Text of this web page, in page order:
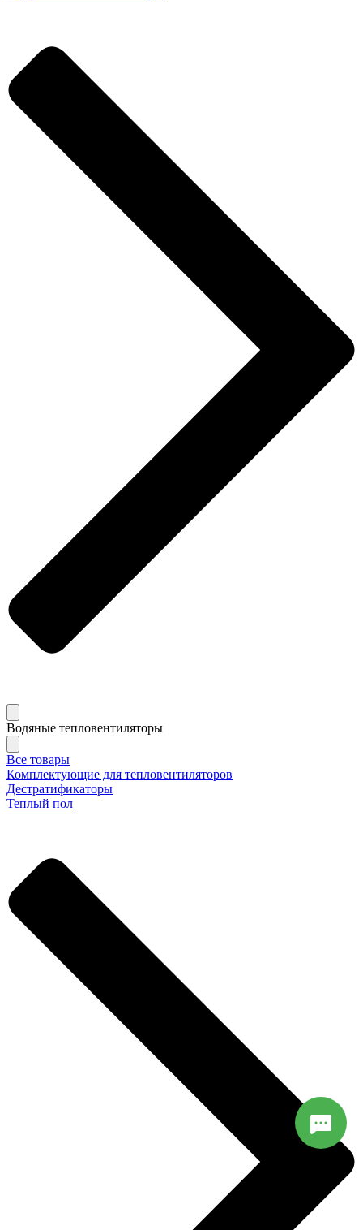
Водяные тепловентиляторы
Все товары
Комплектующие для тепловентиляторов
Дестратификаторы
Теплый пол